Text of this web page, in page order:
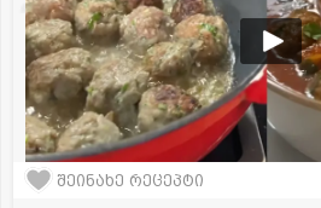
შეინახე რეცეპტი